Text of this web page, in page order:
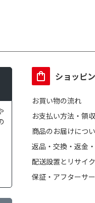
ショッピ
お買い物の流れ
お支払い方法・領
商品のお届けにつ
返品・交換・返金
配送設置とリサイ
保証・アフターサ